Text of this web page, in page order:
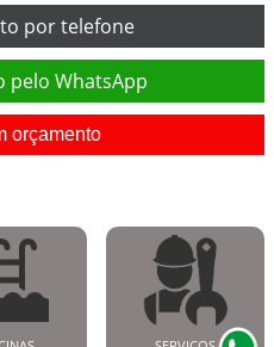
por telefone
pelo WhatsApp
orçamento